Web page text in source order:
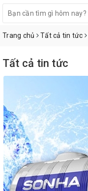
Trang chủ Tất cả tin tức
Tất cả tin tức